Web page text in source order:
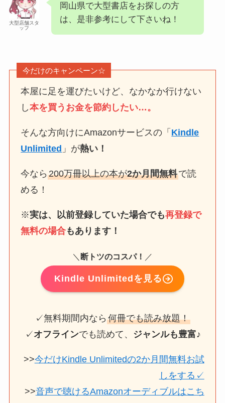
大型店舗スタ
ッフ
岡山県で大型書店をお探しの方
は、是非参考にして下さいね！
今だけのキャンペーン☆
本屋に足を運びたいけど、なかなか行けない
し本を買うお金を節約したい…。
そんな方向けにAmazonサービスの「 Kindle
Unlimited 」が熱い！
今なら200万冊以上の本が2か月間無料で読
める！
※実は、以前登録していた場合でも再登録で
無料の場合もあります！
＼ 断トツのコスパ！ ／
Kindle Unlimited を見る
✓無料期間内なら 何冊でも読み放題！
✓オフラインでも読めて、 ジャンルも豊富♪
>>今だけKindle Unlimitedの2か月間無料お試
しをする✓
>>音声で聴けるAmazonオーディブルはこち